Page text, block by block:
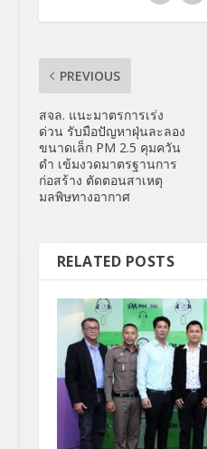
PREVIOUS
สจล. แนะมาตรการเร่ง
ด่วน รับมือปัญหาฝุ่นละลอง
ขนาดเล็ก PM 2.5 คุมควัน
ดำ เข้มงวดมาตรฐานการ
ก่อสร้าง ตัดตอนสาเหตุ
มลพิษทางอากาศ
RELATED POSTS